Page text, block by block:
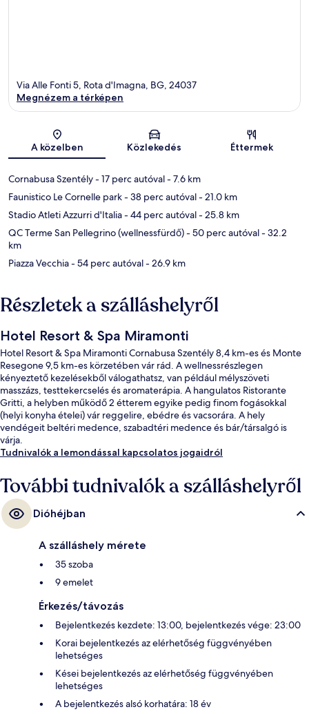
Térkép
Via Alle Fonti 5, Rota d'Imagna, BG, 24037
Megnézem a térképen
A közelben Közlekedés Éttermek
Cornabusa Szentély- 17 perc autóval- 7.6 km
Faunistico Le Cornelle park- 38 perc autóval- 21.0 km
Stadio Atleti Azzurri d'Italia- 44 perc autóval- 25.8 km
QC Terme San Pellegrino (wellnessfürdő)- 50 perc autóval- 32.2
km
Piazza Vecchia- 54 perc autóval- 26.9 km
Részletek a szálláshelyről
Hotel Resort & Spa Miramonti
Hotel Resort & Spa Miramonti Cornabusa Szentély 8,4 km-es és Monte
Resegone 9,5 km-es körzetében vár rád. A wellnessrészlegen
kényeztető kezelésekből válogathatsz, van például mélyszöveti
masszázs, testtekercselés és aromaterápia. A hangulatos Ristorante
Gritti, a helyben működő 2 étterem egyike pedig finom fogásokkal
(helyi konyha ételei) vár reggelire, ebédre és vacsorára. A hely
vendégeit beltéri medence, szabadtéri medence és bár/társalgó is
várja.
Tudnivalók a lemondással kapcsolatos jogaidról
További tudnivalók a szálláshelyről
Dióhéjban
A szálláshely mérete
35 szoba
9 emelet
Érkezés/távozás
Bejelentkezés kezdete: 13:00, bejelentkezés vége: 23:00
Korai bejelentkezés az elérhetőség függvényében
lehetséges
Kései bejelentkezés az elérhetőség függvényében
lehetséges
A bejelentkezés alsó korhatára: 18 év